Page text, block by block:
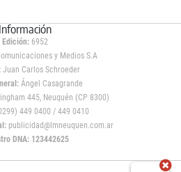
Información
Edición: 6952
y Medios S.A
Juan Carlos Schroeder
Ángel Casagrande
445, Neuquén (CP 8300)
449 0400 / 449 0410
publicidad@lmneuquen.com.ar
DNA: 123442625